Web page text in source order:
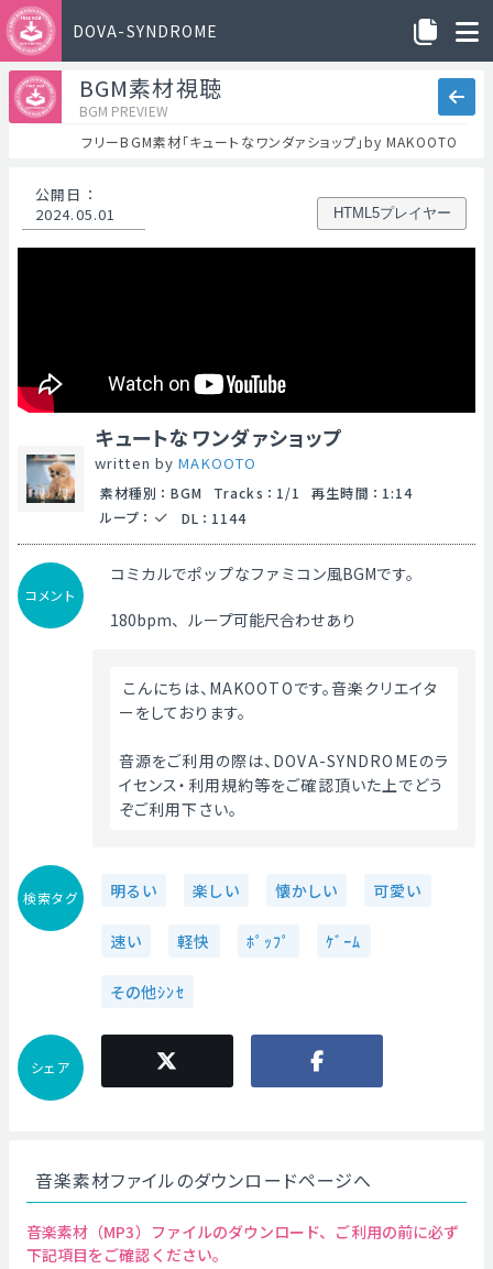
DOVA-SYNDROME
BGM素材視聴
BGM PREVIEW
フリーBGM素材「キュートなワンダァショップ」by MAKOOTO
公開日 ：
2024.05.01
HTML5プレイヤー
キュートなワンダァショップ
written byMAKOOTO
素材種別 ： BGM Tracks ： 1/1 再生時間 ： 1:14
ループ ： DL ： 1144
コメント
コミカルでポップなファミコン風BGMです。
180bpm、ループ可能尺合わせあり
ーをしております。
音源をご利用の際は、DOVA-SYNDROMEのラ
イセンス・利用規約等をご確認頂いた上でどう
ぞご利用下さい。
検索タグ 明るい 楽しい 懐かしい 可愛い
速い 軽快 ﾎﾟｯﾌﾟ ｹﾞｰﾑ
その他ｼﾝｾ
シェア
音楽素材ファイルのダウンロードページへ
音楽素材（MP3）ファイルのダウンロード、ご利用の前に必ず
下記項目をご確認ください。